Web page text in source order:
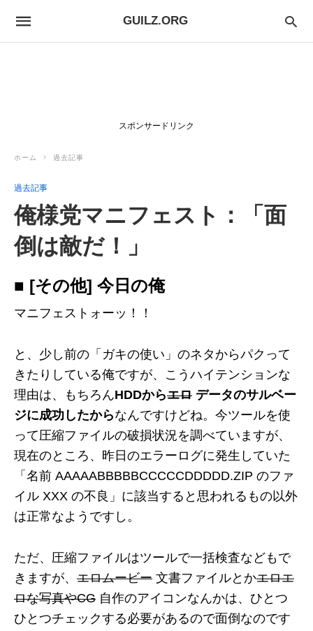
GUILZ.ORG
スポンサードリンク
ホーム 過去記事
過去記事
俺様党マニフェスト：「面
倒は敵だ！」
■ [その他] 今日の俺
マニフェストォーッ！！
と、少し前の「ガキの使い」のネタからパクって
きたりしている俺ですが、こうハイテンションな
理由は、もちろんHDDからエロ データのサルベー
ジに成功したからなんですけどね。今ツールを使
って圧縮ファイルの破損状況を調べていますが、
現在のところ、昨日のエラーログに発生していた
「名前 AAAAABBBBBCCCCCDDDDD.ZIP のファ
イル XXX の不良」に該当すると思われるもの以外
は正常なようですし。
ただ、圧縮ファイルはツールで一括検査などもで
きますが、 エロムービー 文書ファイルとかエロエ
ロな写真やCG 自作のアイコンなんかは、ひとつ
ひとつチェックする必要があるので面倒なのです